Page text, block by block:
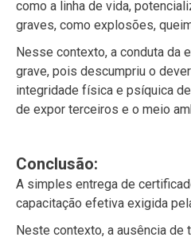
como a linha de vida,
graves, como explosões,
Nesse contexto, a conduta da
grave, pois descumpriu o
integridade física e psíquica
de expor terceiros e o meio
Conclusão:
A simples entrega de
capacitação efetiva exigida
Neste contexto, a ausência de